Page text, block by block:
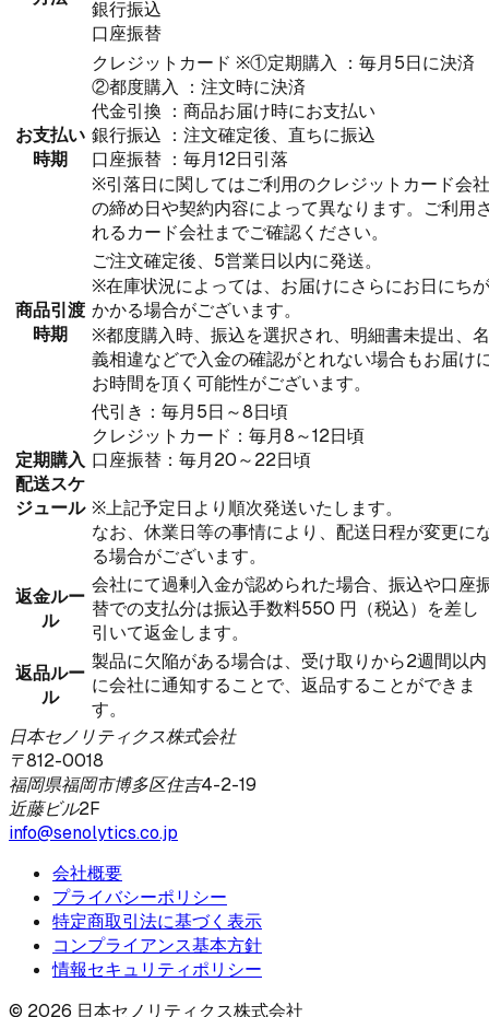
銀行振込
口座振替
お支払い
時期
クレジットカード ※①定期購入 ：毎月5日に決済
②都度購入 ：注文時に決済
代金引換 ：商品お届け時にお支払い
銀行振込 ：注文確定後、直ちに振込
口座振替 ：毎月12日引落
※引落日に関してはご利用のクレジットカード会社
の締め日や契約内容によって異なります。ご利用
れるカード会社までご確認ください。
商品引渡
時期
ご注文確定後、5営業日以内に発送。
※在庫状況によっては、お届けにさらにお日にちが
かかる場合がございます。
※都度購入時、振込を選択され、明細書未提出、名
義相違などで入金の確認がとれない場合もお届け
お時間を頂く可能性がございます。
定期購入
配送スケ
ジュール
代引き：毎月5日～8日頃
クレジットカード：毎月8～12日頃
口座振替：毎月20～22日頃
※上記予定日より順次発送いたします。
なお、休業日等の事情により、配送日程が変更に
る場合がございます。
返金ルー
ル
会社にて過剰入金が認められた場合、振込や口座
替での支払分は振込手数料550 円（税込）を差し
引いて返金します。
返品ルー
ル
製品に欠陥がある場合は、受け取りから2週間以内
に会社に通知することで、返品することができま
す。
日本セノリティクス株式会社
〒812-0018
福岡県福岡市博多区住吉4-2-19
近藤ビル2F
info@senolytics.co.jp
会社概要
プライバシーポリシー
特定商取引法に基づく表示
コンプライアンス基本方針
情報セキュリティポリシー
© 2026 日本セノリティクス株式会社